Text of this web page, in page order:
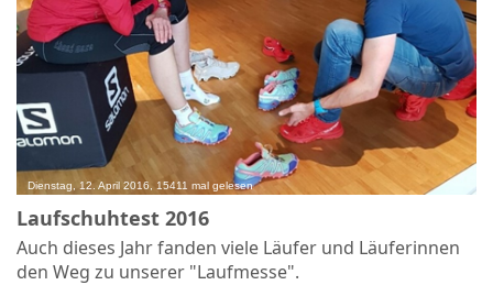
Dienstag, 12. April 2016, 15411 mal gelesen
Laufschuhtest 2016
Auch dieses Jahr fanden viele Läufer und Läuferinnen
den Weg zu unserer "Laufmesse".